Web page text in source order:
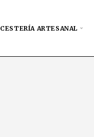
CESTERÍA ARTESANAL